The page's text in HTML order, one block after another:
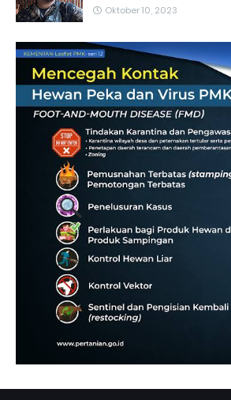
Oktober 10, 2023